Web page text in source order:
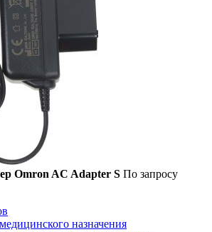
Omron AC Adapter S По запросу
назначения